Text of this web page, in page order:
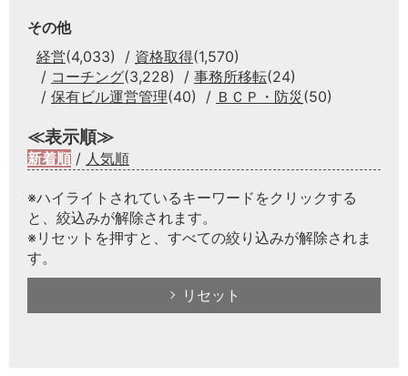
その他
経営(4,033) 資格取得(1,570)
コーチング(3,228) 事務所移転(24)
保有ビル運営管理(40) ＢＣＰ・防災 (50)
≪表示順≫
新着順 / 人気順
※ハイライトされているキーワードをクリックする
と、絞込みが解除されます。
※リセットを押すと、すべての絞り込みが解除されま
す。
リセット